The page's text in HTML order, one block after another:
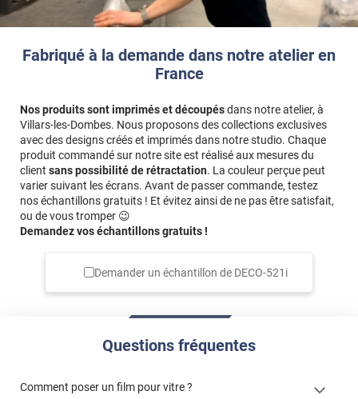
Fabriqué à la demande dans notre atelier en
France
Nos produits sont imprimés et découpésdans notre atelier, à
Villars-les-Dombes. Nous proposons des collections exclusives
avec des designs créés et imprimés dans notre studio. Chaque
produit commandé sur notre site est réalisé aux mesures du
client sans possibilité de rétractation. La couleur perçue peut
varier suivant les écrans. Avant de passer commande, testez
nos échantillons gratuits ! Et évitez ainsi de ne pas être satisfait,
ou de vous tromper 😉
Demandez vos échantillons gratuits !
Demander un échantillon de DECO-521i
Questions fréquentes
Comment poser un film pour vitre ?